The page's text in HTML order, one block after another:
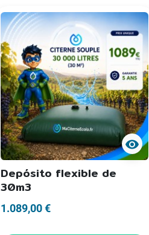
visibility
Depósito flexible de
30m3
1.089,00 €